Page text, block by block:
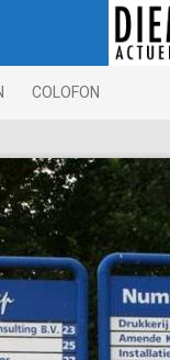
COLOFON